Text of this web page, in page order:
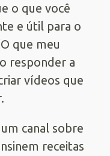
o que você
e útil para o
que meu
responder a
vídeos que
canal sobre
receitas